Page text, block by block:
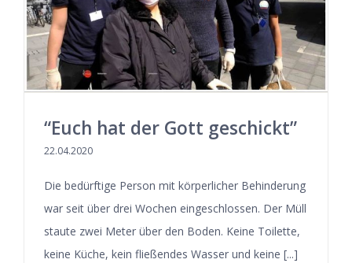
“Euch hat der Gott geschickt”
22.04.2020
Die bedürftige Person mit körperlicher Behinderung
war seit über drei Wochen eingeschlossen. Der Müll
staute zwei Meter über den Boden. Keine Toilette,
keine Küche, kein fließendes Wasser und keine [...]